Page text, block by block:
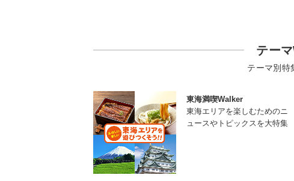
テー
テーマ別特
東海満喫Walker
東海エリアを楽しむためのニ
ュースやトピックスを大特集